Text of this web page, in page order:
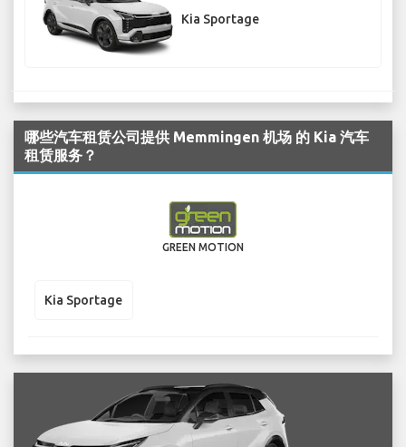
Kia Sportage
哪些汽车租赁公司提供 Memmingen 机场 的 Kia 汽车
租赁服务？
GREEN MOTION
Kia Sportage